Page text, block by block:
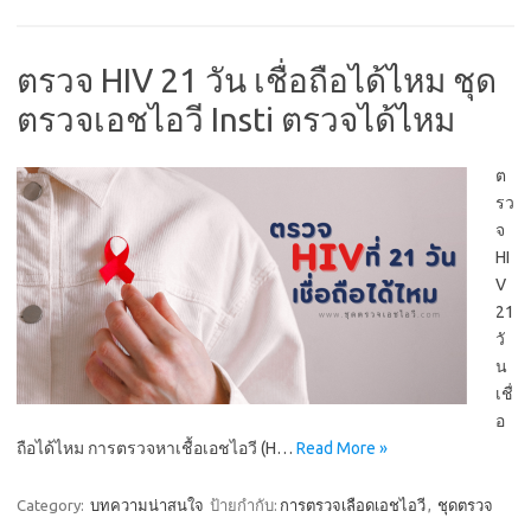
ตรวจ HIV 21 วัน เชื่อถือได้ไหม ชุด
ตรวจเอชไอวี Insti ตรวจได้ไหม
ต
รว
จ
HI
V
21
วั
น
เชื่
อ
ถือได้ไหม การตรวจหาเชื้อเอชไอวี (H… Read More »
Category: บทความน่าสนใจ ป้ายกำกับ: การตรวจเลือดเอชไอวี, ชุดตรวจ